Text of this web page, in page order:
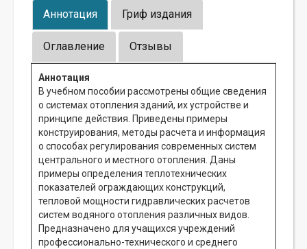
Аннотация Гриф издания
Оглавление Отзывы
Аннотация
В учебном пособии рассмотрены общие сведения
о системах отопления зданий, их устройстве и
принципе действия. Приведены примеры
конструирования, методы расчета и информация
о способах регулирования современных систем
центрального и местного отопления. Даны
примеры определения теплотехнических
показателей ограждающих конструкций,
тепловой мощности гидравлических расчетов
систем водяного отопления различных видов.
Предназначено для учащихся учреждений
профессионально-технического и среднего